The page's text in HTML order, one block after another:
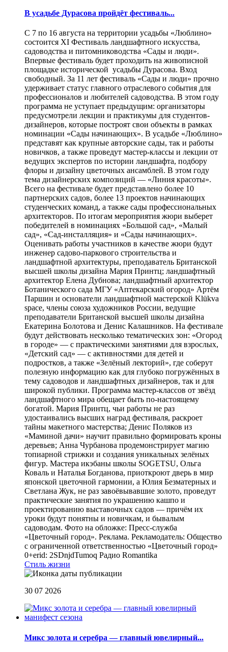
В усадьбе Дурасова пройдёт фестиваль...
С 7 по 16 августа на территории усадьбы «Люблино»
состоится XI Фестиваль ландшафтного искусства,
садоводства и питомниководства «Сады и люди».
Впервые фестиваль будет проходить на живописной
площадке исторической усадьбы Дурасова. Вход
свободный. За 11 лет фестиваль «Сады и люди» прочно
удерживает статус главного отраслевого события для
профессионалов и любителей садоводства. В этом году
программа не уступает предыдущим: организаторы
предусмотрели лекции и практикумы для студентов-
дизайнеров, которые построят свои объекты в рамках
номинации «Сады начинающих». В усадьбе «Люблино»
представят как крупные авторские сады, так и работы
новичков, а также проведут мастер-классы и лекции от
ведущих экспертов по истории ландшафта, подбору
флоры и дизайну цветочных ансамблей. В этом году
тема дизайнерских композиций — «Линия красоты».
Всего на фестивале будет представлено более 10
партнерских садов, более 13 проектов начинающих
студенческих команд, а также сады профессиональных
архитекторов. По итогам мероприятия жюри выберет
победителей в номинациях «Большой сад», «Малый
сад», «Сад-инсталляция» и «Сады начинающих».
Оценивать работы участников в качестве жюри будут
инженер садово-паркового строительства и
ландшафтной архитектуры, преподаватель Британской
высшей школы дизайна Мария Принтц; ландшафтный
архитектор Елена Дубнова; ландшафтный архитектор
Ботанического сада МГУ «Аптекарский огород» Артём
Паршин и основатели ландшафтной мастерской Klükva
space, члены союза художников России, ведущие
преподаватели Британской высшей школы дизайна
Екатерина Болотова и Денис Калашников. На фестивале
будут действовать несколько тематических зон: «Огород
в городе» — с практическими занятиями для взрослых,
«Детский сад» — с активностями для детей и
подростков, а также «Зелёный лекторий», где соберут
полезную информацию как для глубоко погружённых в
тему садоводов и ландшафтных дизайнеров, так и для
широкой публики. Программа мастер-классов от звёзд
ландшафтного мира обещает быть по-настоящему
богатой. Мария Принтц, чьи работы не раз
удостаивались высших наград фестиваля, раскроет
тайны макетного мастерства; Денис Поляков из
«Маминой дачи» научит правильно формировать кроны
деревьев; Анна Чурбанова продемонстрирует магию
топиарной стрижки и создания уникальных зелёных
фигур. Мастера икэбаны школы SOGETSU, Ольга
Коваль и Наталья Богданова, приоткроют дверь в мир
японской цветочной гармонии, а Юлия Безматерных и
Светлана Жук, не раз завоёвывавшие золото, проведут
практические занятия по украшению кашпо и
проектированию выставочных садов — причём их
уроки будут понятны и новичкам, и бывалым
садоводам. Фото на обложке: Пресс-служба
«Цветочный город». Реклама. Рекламодатель: Общество
с ограниченной ответственностью «Цветочный город»
0+erid: 2SDnjdTumoq Радио Romantika
Стиль жизни
30 07 2026
Микс золота и серебра — главный ювелирный...